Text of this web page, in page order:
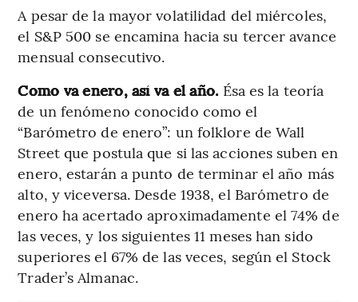
A pesar de la mayor volatilidad del miércoles,
el S&P 500 se encamina hacia su tercer avance
mensual consecutivo.
Como va enero, así va el año. Ésa es la teoría
de un fenómeno conocido como el
“Barómetro de enero”: un folklore de Wall
Street que postula que si las acciones suben en
enero, estarán a punto de terminar el año más
alto, y viceversa. Desde 1938, el Barómetro de
enero ha acertado aproximadamente el 74% de
las veces, y los siguientes 11 meses han sido
superiores el 67% de las veces, según el Stock
Trader’s Almanac.